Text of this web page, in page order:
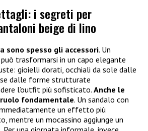
i segreti per
beige di lino
sono spesso gli accessori. Un
trasformarsi in un capo elegante
gioielli dorati, occhiali da sole dalle
dalle forme strutturate
l’outfit più sofisticato. Anche le
fondamentale. Un sandalo con
un effetto più
mentre un mocassino aggiunge un